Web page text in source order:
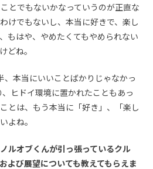
とでもないかなっていうのが正直な
けでもないし、本当に好きで、楽し
もはや、やめたくてもやめられない
どね。
、本当にいいことばかりじゃなかっ
ヒドイ環境に置かれたこともあっ
とは、もう本当に「好き」、「楽し
よね。
ルオブくんが引っ張っているクル
よび展望についても教えてもらえま